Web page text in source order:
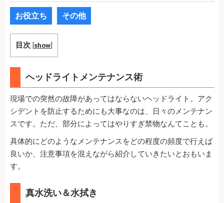
お役立ち その他
目次 [show]
ヘッドライトメンテナンス術
現場での突然の故障があってはならないヘッドライト。アク
シデントを防止するためにも大事なのは、日々のメンテナン
スです。ただ、部分によってはやりすぎ禁物なんてことも。
具体的にどのようなメンテナンスをどの程度の頻度で行えば
良いか、注意事項を混えながら紹介していきたいとおもいま
す。
真水洗い＆水拭き